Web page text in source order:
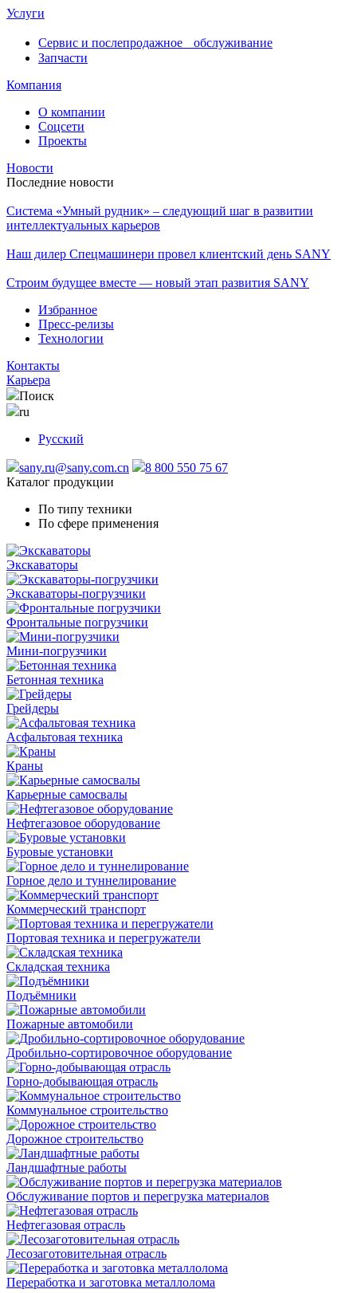
Услуги
Сервис и послепродажное обслуживание
Запчасти
Компания
О компании
Соцсети
Проекты
Новости
Последние новости
Система «Умный рудник» – следующий шаг в развитии
интеллектуальных карьеров
Наш дилер Спецмашинери провел клиентский день SANY
Строим будущее вместе — новый этап развития SANY
Избранное
Пресс-релизы
Технологии
Контакты
Карьера
Поиск
ru
Русский
sany.ru@sany.com.cn
8 800 550 75 67
Каталог продукции
По типу техники
По сфере применения
Экскаваторы
Экскаваторы-погрузчики
Фронтальные погрузчики
Мини-погрузчики
Бетонная техника
Грейдеры
Асфальтовая техника
Краны
Карьерные самосвалы
Нефтегазовое оборудование
Буровые установки
Горное дело и туннелирование
Коммерческий транспорт
Портовая техника и перегружатели
Складская техника
Подъёмники
Пожарные автомобили
Дробильно-сортировочное оборудование
Горно-добывающая отрасль
Коммунальное строительство
Дорожное строительство
Ландшафтные работы
Обслуживание портов и перегрузка материалов
Нефтегазовая отрасль
Лесозаготовительная отрасль
Переработка и заготовка металлолома